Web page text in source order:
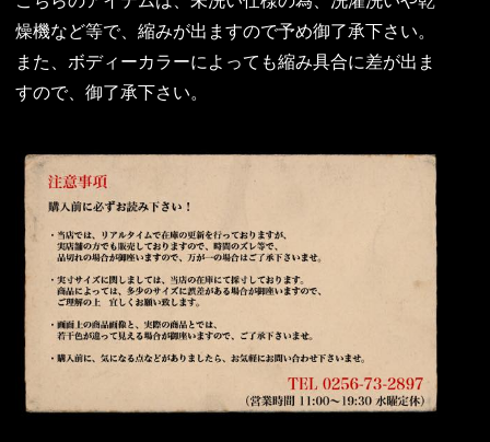
燥機など等で、縮みが出ますので予め御了承下さい。
また、ボディーカラーによっても縮み具合に差が出ま
すので、御了承下さい。